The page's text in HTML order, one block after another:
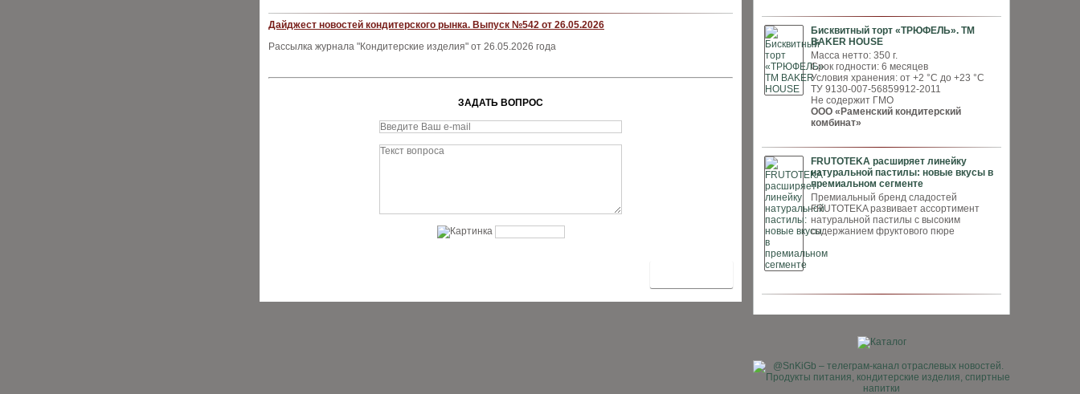
Бисквитный торт «ТРЮФЕЛЬ». ТМ
BAKER HOUSE
Масса нетто: 350 г.
Срок годности: 6 месяцев
Условия хранения: от +2 °С до +23 °С
ТУ 9130-007-56859912-2011
Не содержит ГМО
ООО «Раменский кондитерский
комбинат»
FRUTOTEKA расширяет линейку
натуральной пастилы: новые вкусы в
премиальном сегменте
Премиальный бренд сладостей
FRUTOTEKA развивает ассортимент
натуральной пастилы с высоким
содержанием фруктового пюре
Дайджест новостей кондитерского рынка. Выпуск №542 от 26.05.2026
Рассылка журнала "Кондитерские изделия" от 26.05.2026 года
ЗАДАТЬ ВОПРОС